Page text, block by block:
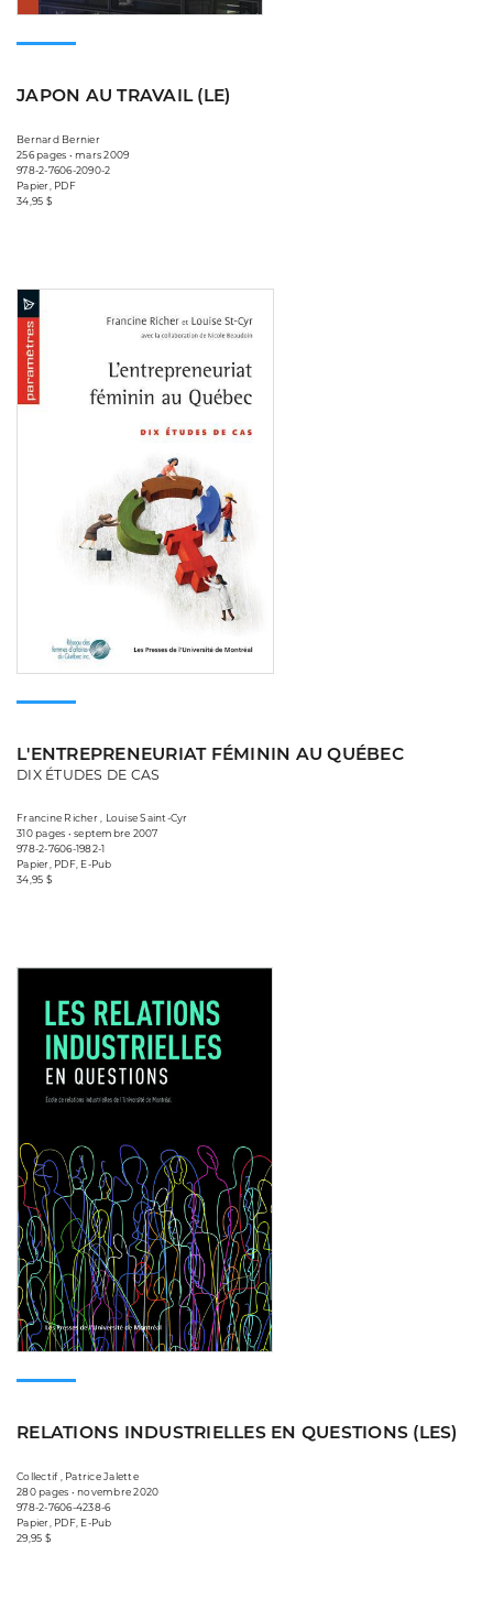
JAPON AU TRAVAIL (LE)
Bernard Bernier
256 pages • mars 2009
978-2-7606-2090-2
Papier, PDF
34,95 $
L'ENTREPRENEURIAT FÉMININ AU QUÉBEC
DIX ÉTUDES DE CAS
Francine Richer , Louise Saint-Cyr
310 pages • septembre 2007
978-2-7606-1982-1
Papier, PDF, E-Pub
34,95 $
RELATIONS INDUSTRIELLES EN QUESTIONS (LES)
Collectif , Patrice Jalette
280 pages • novembre 2020
978-2-7606-4238-6
Papier, PDF, E-Pub
29,95 $